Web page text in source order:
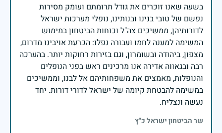
בשעה שאנו זוכרים את גודל תרומתם ועומק מסירות
נפשם של טובי בנינו ובנותינו, נופלי מערכות ישראל
לדורותיהן, ממשיכים צה"ל וכוחות הביטחון במימוש
המשימה למענה לחמו ועבורה נפלו: הכרעת אויבינו מדרום,
מצפון, ביהודה ובשומרון, וגם בזירות רחוקות יותר. בהערכה
רבה ובגאווה אדירה אנו מרכינים ראש בפני הנופלים
והנופלות, מאמצים את משפחותיהם אל לבנו, וממשיכים
במשימה להבטחת קיומה של ישראל לדורי דורות. יחד
נעשה ונצליח.
שר הביטחון ישראל כ"ץ